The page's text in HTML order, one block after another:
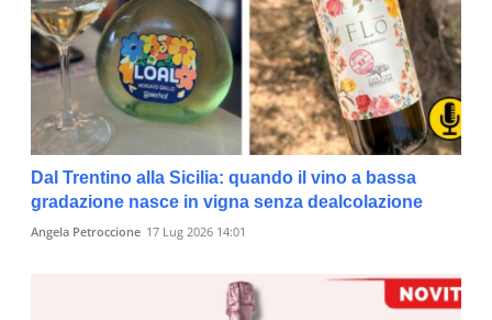
Dal Trentino alla Sicilia: quando il vino a bassa
gradazione nasce in vigna senza dealcolazione
Angela Petroccione 17 Lug 2026 14:01